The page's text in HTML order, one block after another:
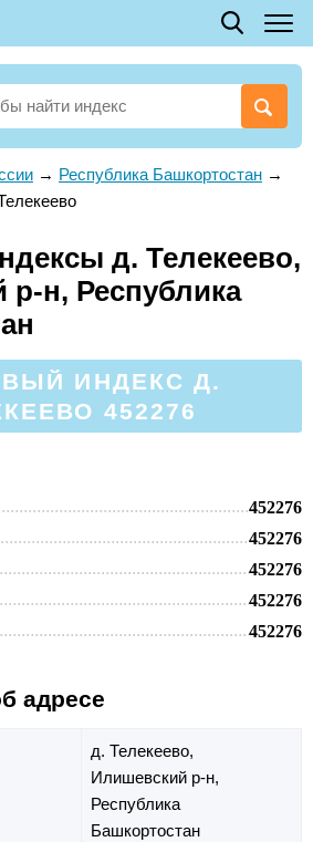
→ Республика Башкортостан →
д. Телекеево,
н, Республика
ИНДЕКС Д.
452276
452276
452276
452276
452276
452276
адресе
д. Телекеево,
Илишевский р-н,
Республика
Башкортостан